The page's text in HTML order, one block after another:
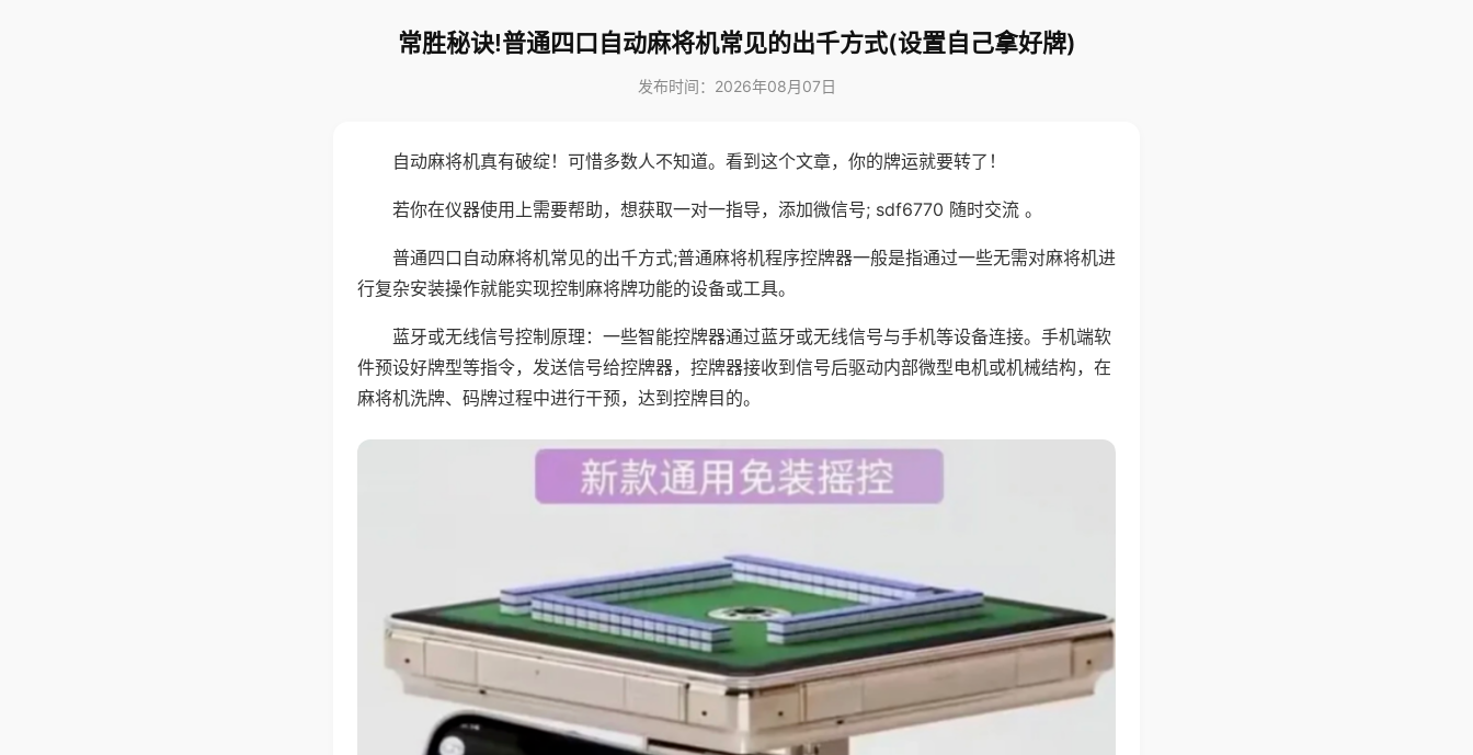
常胜秘诀!普通四口自动麻将机常见的出千方式(设置自己拿好牌)
发布时间：2026年08月07日
自动麻将机真有破绽！可惜多数人不知道。看到这个文章，你的牌运就要转了！
若你在仪器使用上需要帮助，想获取一对一指导，添加微信号; sdf6770 随时交流 。
普通四口自动麻将机常见的出千方式;普通麻将机程序控牌器一般是指通过一些无需对麻将机进
行复杂安装操作就能实现控制麻将牌功能的设备或工具。
蓝牙或无线信号控制原理：一些智能控牌器通过蓝牙或无线信号与手机等设备连接。手机端软
件预设好牌型等指令，发送信号给控牌器，控牌器接收到信号后驱动内部微型电机或机械结构，在
麻将机洗牌、码牌过程中进行干预，达到控牌目的。